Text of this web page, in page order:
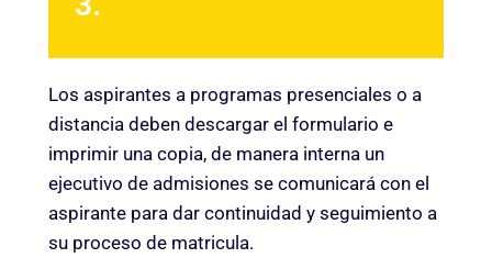
Los aspirantes a programas presenciales o a
distancia deben descargar el formulario e
imprimir una copia, de manera interna un
ejecutivo de admisiones se comunicará con el
aspirante para dar continuidad y seguimiento a
su proceso de matricula.